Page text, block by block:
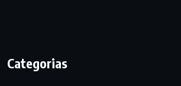
Categorias